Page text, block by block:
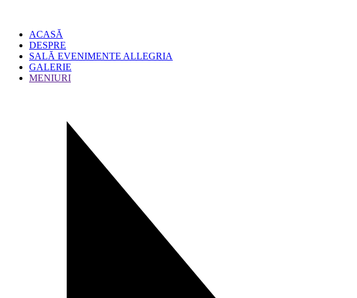
ACASĂ
DESPRE
SALĂ EVENIMENTE ALLEGRIA
GALERIE
MENIURI